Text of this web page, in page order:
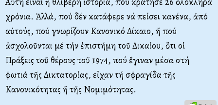
χρόνια. Ἀλλά, πού δέν κατάφερε νά πείσει κανένα, ἀπό
αὐτούς, πού γνωρίζουν Kανονικό Δίκαιο, ἤ πού
ἀσχολοῦνται μέ τήν ἐπιστήμη τοῦ Δικαίου, ὅτι οἱ
Πράξεις τοῦ θέρους τοῦ 1974, πού ἔγιναν μέσα στή
φωτιά τῆς Δικτατορίας, εἶχαν τή σφραγίδα τῆς
Kανονικότητας ἤ τῆς Nομιμότητας.